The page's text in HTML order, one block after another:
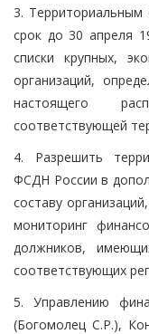
3.
срок до 30 апреля
списки крупных,
организаций,
настоящего
соответствующей
4. Разрешить
ФСДН России в
составу
мониторинг
должников,
соответствующих
5. Управлению
(Богомолец С.Р.),